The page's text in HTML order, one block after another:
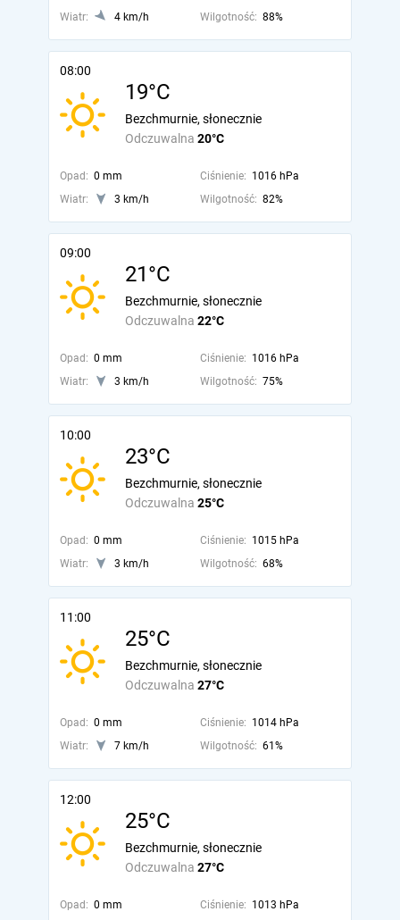
Wiatr: 4 km/h Wilgotność: 88%
08:00
19°C
Odczuwalna 20°C
Bezchmurnie, słonecznie
Opad: 0 mm Ciśnienie: 1016 hPa
Wiatr:
3 km/h Wilgotność: 82%
09:00
21°C
Odczuwalna 22°C
Bezchmurnie, słonecznie
Opad: 0 mm Ciśnienie: 1016 hPa
Wiatr:
3 km/h Wilgotność: 75%
10:00
23°C
Odczuwalna 25°C
Bezchmurnie, słonecznie
Opad: 0 mm Ciśnienie: 1015 hPa
Wiatr:
3 km/h Wilgotność: 68%
11:00
25°C
Odczuwalna 27°C
Bezchmurnie, słonecznie
Opad: 0 mm Ciśnienie: 1014 hPa
Wiatr:
7 km/h Wilgotność: 61%
12:00
25°C
Odczuwalna 27°C
Bezchmurnie, słonecznie
Opad: 0 mm Ciśnienie: 1013 hPa